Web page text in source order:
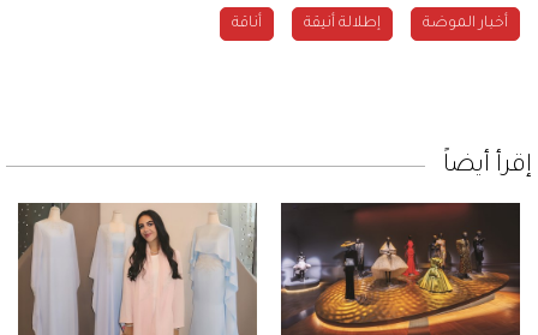
أخبار الموضة إطلالة أنيقة أناقة
إقرأ أيضاً